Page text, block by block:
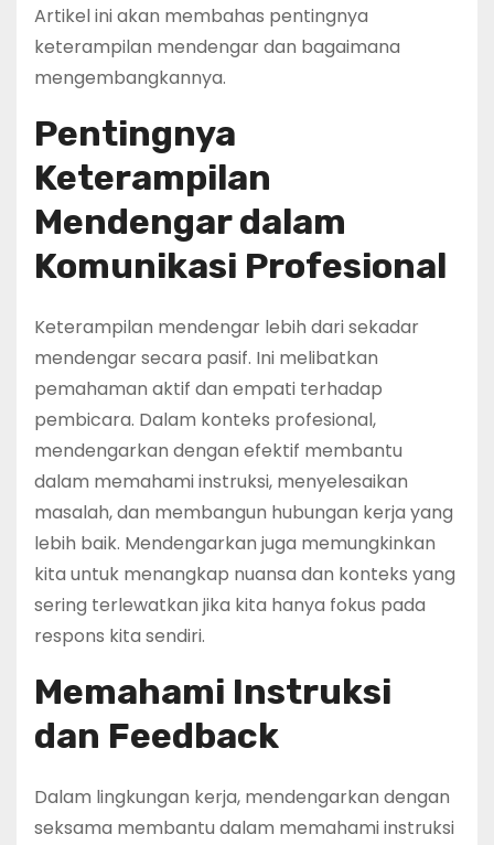
Artikel ini akan membahas pentingnya
keterampilan mendengar dan bagaimana
mengembangkannya.
Pentingnya
Keterampilan
Mendengar dalam
Komunikasi Profesional
Keterampilan mendengar lebih dari sekadar
mendengar secara pasif. Ini melibatkan
pemahaman aktif dan empati terhadap
pembicara. Dalam konteks profesional,
mendengarkan dengan efektif membantu
dalam memahami instruksi, menyelesaikan
masalah, dan membangun hubungan kerja yang
lebih baik. Mendengarkan juga memungkinkan
kita untuk menangkap nuansa dan konteks yang
sering terlewatkan jika kita hanya fokus pada
respons kita sendiri.
Memahami Instruksi
dan Feedback
Dalam lingkungan kerja, mendengarkan dengan
seksama membantu dalam memahami instruksi